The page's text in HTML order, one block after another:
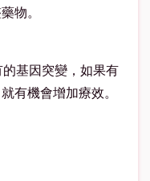
物。
基因突變，如果有
有機會增加療效。